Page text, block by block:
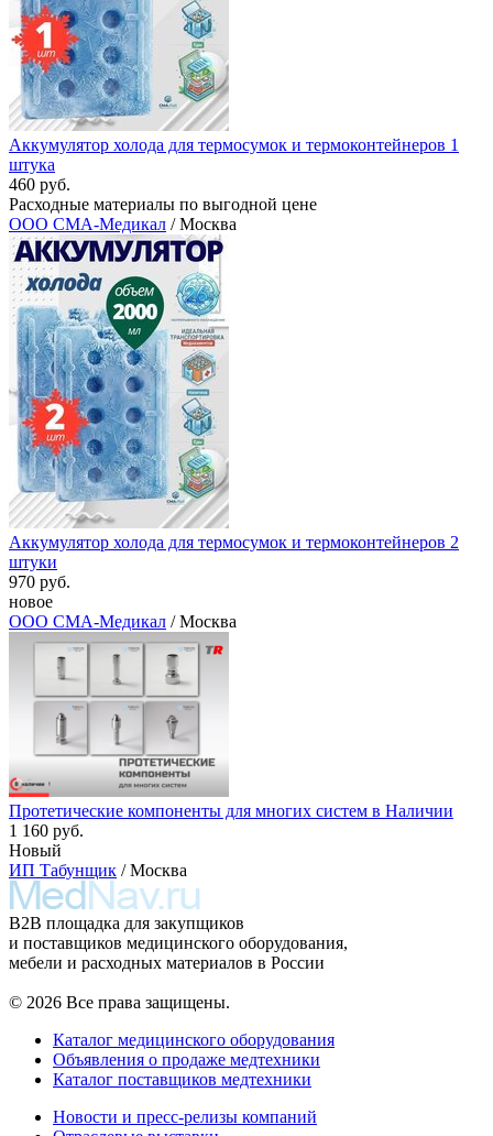
Аккумулятор холода для термосумок и термоконтейнеров 1
штука
460 руб.
Расходные материалы по выгодной цене
ООО СМА-Медикал / Москва
Аккумулятор холода для термосумок и термоконтейнеров 2
штуки
970 руб.
новое
ООО СМА-Медикал / Москва
Протетические компоненты для многих систем в Наличии
1 160 руб.
Новый
ИП Табунщик / Москва
B2B площадка для закупщиков
и поставщиков медицинского оборудования,
мебели и расходных материалов в России
© 2026 Все права защищены.
Каталог медицинского оборудования
Объявления о продаже медтехники
Каталог поставщиков медтехники
Новости и пресс-релизы компаний